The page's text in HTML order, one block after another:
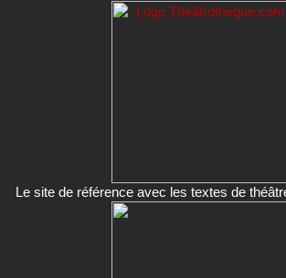
Le site de référence avec les textes de